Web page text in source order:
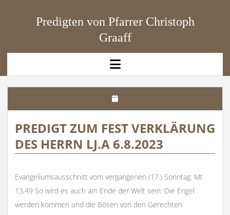
Predigten von Pfarrer Christoph
Graaff
open
menu
PREDIGT ZUM FEST VERKLÄRUNG
DES HERRN LJ.A 6.8.2023
Evangeliumsausschnitt vom vergangenen (17.) Sonntag: Mt
13,49 So wird es auch am Ende der Welt sein: Die Engel
werden kommen und die Bösen von den Gerechten